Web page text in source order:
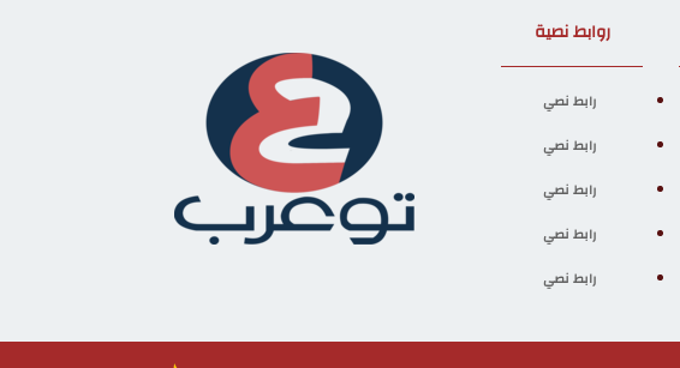
روابط نصية
رابط نصي
رابط نصي
رابط نصي
رابط نصي
رابط نصي